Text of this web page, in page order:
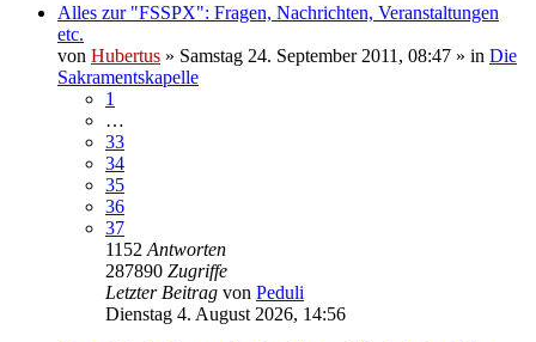
Alles zur "FSSPX": Fragen, Nachrichten, Veranstaltungen
etc.
von Hubertus » Samstag 24. September 2011, 08:47 » in Die
Sakramentskapelle
1
…
33
34
35
36
37
1152 Antworten
287890 Zugriffe
Letzter Beitrag von Peduli
Dienstag 4. August 2026, 14:56